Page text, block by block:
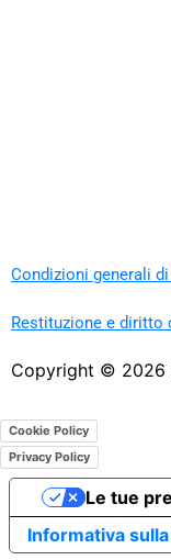
Condizioni generali
Restituzione e diritto
Copyright © 2026
Cookie Policy
Privacy Policy
Informativa
Le tue